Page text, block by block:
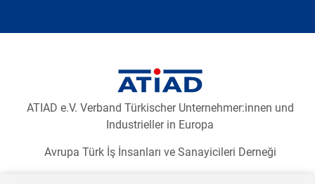
E-Bülten aboneliğini yükleyiniz
ATIAD e.V. Verband Türkischer Unternehmer:innen und
Industrieller in Europa
Avrupa Türk İş İnsanları ve Sanayicileri Derneği